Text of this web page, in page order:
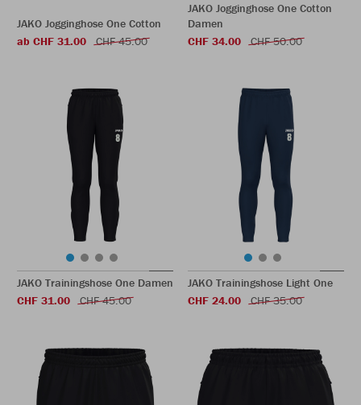
JAKO Jogginghose One Cotton
ab CHF 31.00
CHF 45.00
JAKO Jogginghose One Cotton
Damen
CHF 34.00
CHF 50.00
JAKO Trainingshose One Damen
CHF 31.00
CHF 45.00
JAKO Trainingshose Light One
CHF 24.00
CHF 35.00